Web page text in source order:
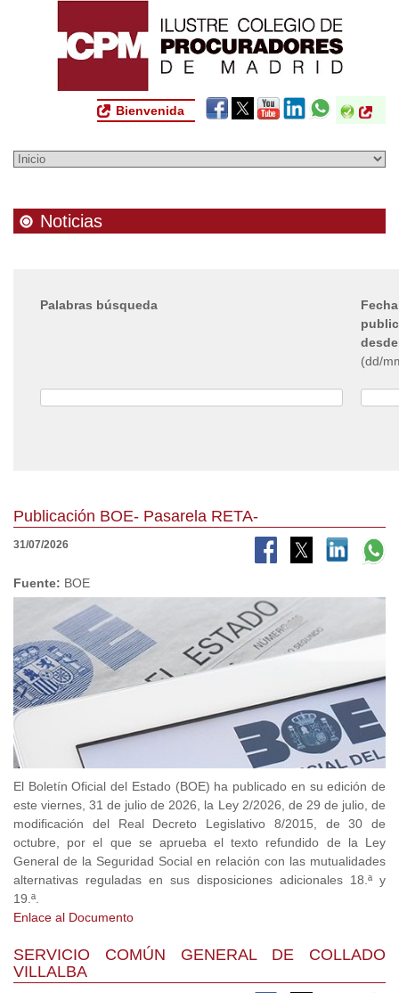
Bienvenida
Noticias
Palabras búsqueda
Fecha
desde
(dd/
Publicación BOE- Pasarela RETA-
31/07/2026
Fuente: BOE
El Boletín Oficial del Estado (BOE) ha publicado en su edición de
este viernes, 31 de julio de 2026, la Ley 2/2026, de 29 de julio, de
modificación del Real Decreto Legislativo 8/2015, de 30 de
octubre, por el que se aprueba el texto refundido de la Ley
General de la Seguridad Social en relación con las mutualidades
alternativas reguladas en sus disposiciones adicionales 18.ª y
19.ª.
Enlace al Documento
SERVICIO COMÚN GENERAL DE COLLADO
VILLALBA